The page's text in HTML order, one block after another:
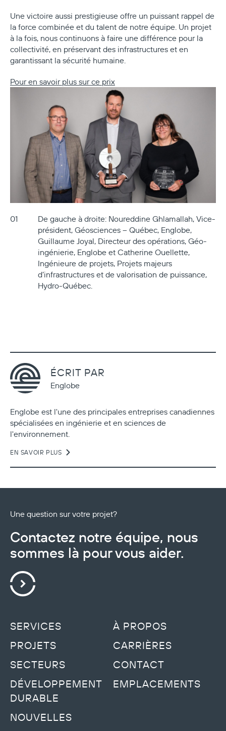
Une victoire aussi prestigieuse offre un puissant rappel de
la force combinée et du talent de notre équipe. Un projet
à la fois, nous continuons à faire une différence pour la
collectivité, en préservant des infrastructures et en
garantissant la sécurité humaine.
Pour en savoir plus sur ce prix
De gauche à droite: Noureddine Ghlamallah, Vice-
président, Géosciences – Québec, Englobe,
Guillaume Joyal, Directeur des opérations, Géo-
ingénierie, Englobe et Catherine Ouellette,
Ingénieure de projets, Projets majeurs
d’infrastructures et de valorisation de puissance,
Hydro-Québec.
ÉCRIT PAR
Englobe
Englobe est l'une des principales entreprises canadiennes
spécialisées en ingénierie et en sciences de
l'environnement.
EN SAVOIR PLUS
Une question sur votre projet?
Contactez notre équipe, nous
sommes là pour vous aider.
SERVICES
À PROPOS
PROJETS
CARRIÈRES
SECTEURS
CONTACT
DÉVELOPPEMENT
DURABLE
EMPLACEMENTS
NOUVELLES